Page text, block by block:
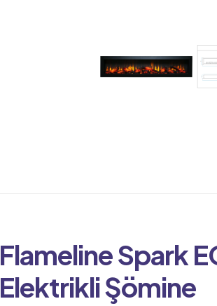
Flameline Spark
Elektrikli Şömine